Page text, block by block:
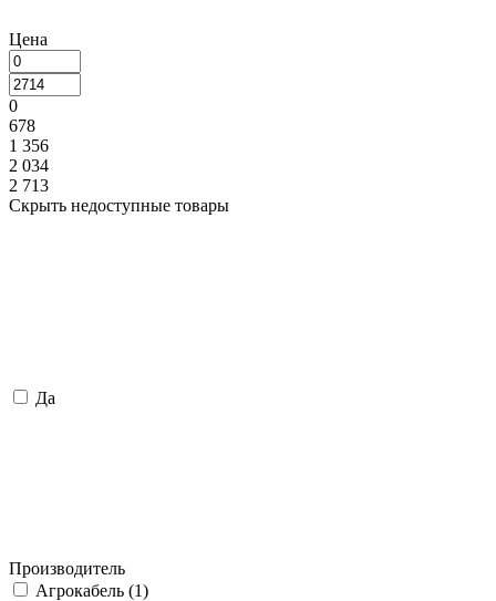
Цена
0
678
1 356
2 034
2 713
Скрыть недоступные товары
Да
Производитель
Агрокабель (1)